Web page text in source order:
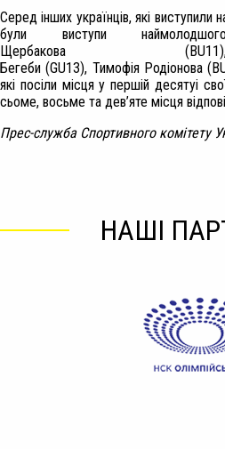
Серед інших українців, які виступили
були виступи
Щербакова
Бегеби (GU13), Тимофія Родіонова
які посіли місця у першій десятуі
сьоме, восьме та дев’яте місця
Прес-служба Спортивного комітету
НАШІ